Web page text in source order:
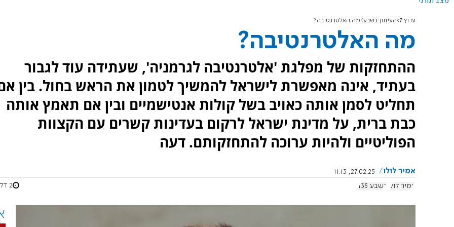
ערוץ 7 העיתון בשבע מה האלטרנטיבה?
מה האלטרנטיבה?
ההתחזקות של מפלגת 'אלטרנטיבה לגרמניה', שעתידה עוד לגבור
בעתיד, אינה מאפשרת לישראל להמשיך לטמון את הראש בחול. בין
תחליט לסמן אותה כאויב בשל קולות אנטישמיים ובין אם תאמץ אותה
כבת ברית, על מדינת ישראל לרקום בעדינות קשרים עם הקצוות
הפוליטיים ולהיות ערוכה להתחזקותם. דעה
אמיר לולו
27.02.25, 11:13
אמיר לולו
בשבע 1135 2 דקות